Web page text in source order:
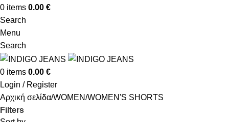
0 items 0.00 €
Search
Menu
Search
0 items 0.00 €
Login / Register
Αρχική σελίδα WOMEN WOMEN'S SHORTS
Filters